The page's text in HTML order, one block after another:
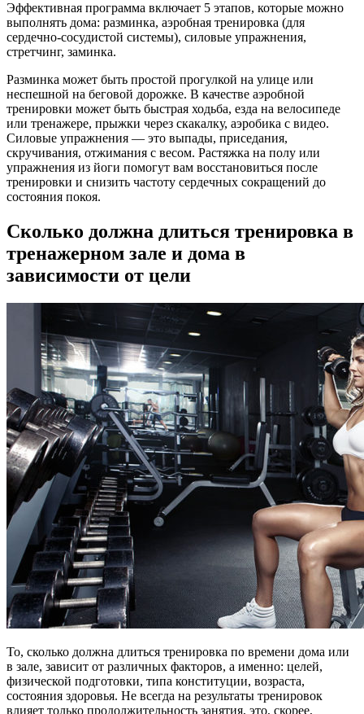
Эффективная программа включает 5 этапов, которые можно
выполнять дома: разминка, аэробная тренировка (для
сердечно-сосудистой системы), силовые упражнения,
стретчинг, заминка.
Разминка может быть простой прогулкой на улице или
неспешной на беговой дорожке. В качестве аэробной
тренировки может быть быстрая ходьба, езда на велосипеде
или тренажере, прыжки через скакалку, аэробика с видео.
Силовые упражнения — это выпады, приседания,
скручивания, отжимания с весом. Растяжка на полу или
упражнения из йоги помогут вам восстановиться после
тренировки и снизить частоту сердечных сокращений до
состояния покоя.
Сколько должна длиться тренировка в
тренажерном зале и дома в
зависимости от цели
То, сколько должна длиться тренировка по времени дома или
в зале, зависит от различных факторов, а именно: целей,
физической подготовки, типа конституции, возраста,
состояния здоровья. Не всегда на результаты тренировок
влияет только продолжительность занятия, это, скорее,